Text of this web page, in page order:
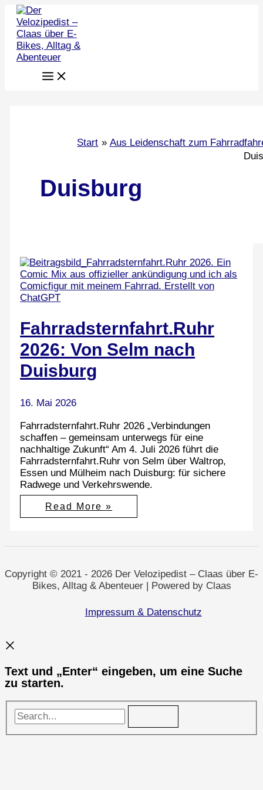
Zum
Inhalt
springen
Start
Aus Leidenschaft zum
Duisburg
Fahrradsternfahrt.Ruhr
2026: Von Selm nach
Duisburg
16. Mai 2026
Fahrradsternfahrt.Ruhr 2026 „Verbindungen
schaffen – gemeinsam unterwegs für eine
nachhaltige Zukunft“ Am 4. Juli 2026 führt die
Fahrradsternfahrt.Ruhr von Selm über Waltrop,
Essen und Mülheim nach Duisburg: für sichere
Radwege und Verkehrswende.
Fahrradsternfahrt.Ruhr
2026:
Read More »
Copyright © 2021 - 2026 Der Velozipedist – Claas über E-
Bikes, Alltag & Abenteuer | Powered by Claas
Impressum & Datenschutz
Text und „Enter“ eingeben, um eine Suche
zu starten.
Search...